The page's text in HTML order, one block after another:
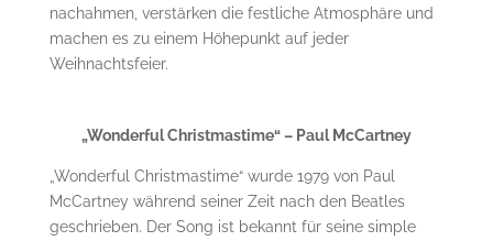
nachahmen, verstärken die festliche Atmosphäre und
machen es zu einem Höhepunkt auf jeder
Weihnachtsfeier.
„Wonderful Christmastime“ – Paul McCartney
„Wonderful Christmastime“ wurde 1979 von Paul
McCartney während seiner Zeit nach den Beatles
geschrieben. Der Song ist bekannt für seine simple